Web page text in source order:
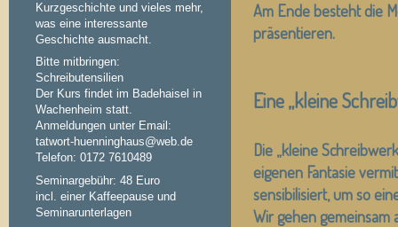
Kurzgeschichte und vieles mehr,
was eine interessante
Geschichte ausmacht.
Bitte mitbringen:
Schreibutensilien
Der Kurs findet im Badehaisel in
Wachenheim statt.
Anmeldungen unter Email:
tatwort-huenninghaus@web.de
Telefon: 0172 7610489
Seminargebühr: 48 Euro
incl. einer Kaffeepause und
Seminarunterlagen
Am Ende besteht die
präsentieren.
Eine „kleine
Die „kleine
eigenen Fantasie
sensibilisiert, um so
Wir gehen